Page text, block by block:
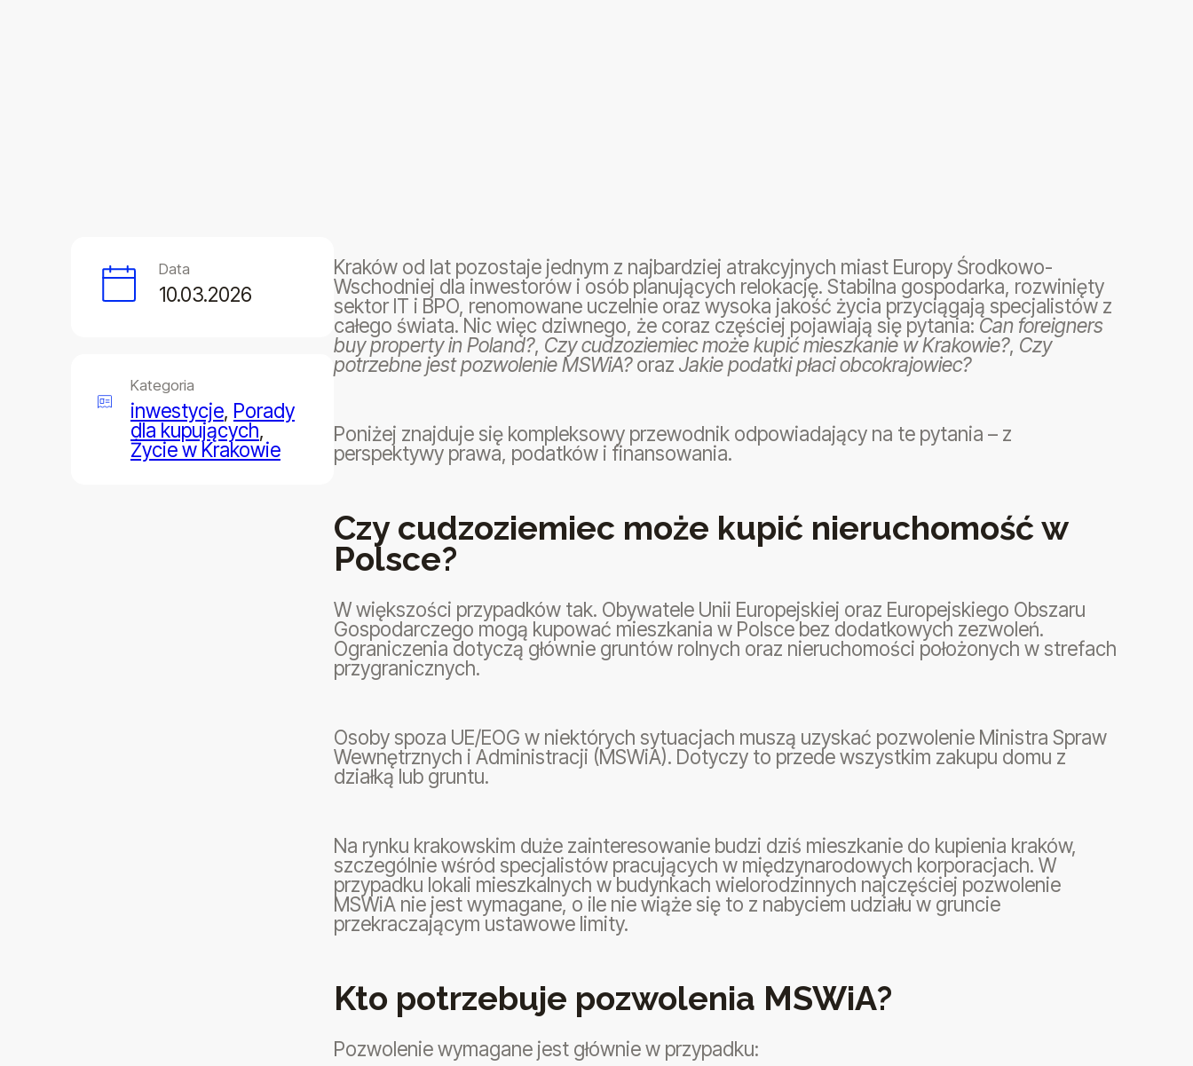
Data
10.03.2026
Kategoria
inwestycje, Porady
dla kupujących,
Życie w Krakowie
Kraków od lat pozostaje jednym z najbardziej atrakcyjnych miast Europy Środkowo-
Wschodniej dla inwestorów i osób planujących relokację. Stabilna gospodarka, rozwinięty
sektor IT i BPO, renomowane uczelnie oraz wysoka jakość życia przyciągają specjalistów z
całego świata. Nic więc dziwnego, że coraz częściej pojawiają się pytania: Can foreigners
buy property in Poland?, Czy cudzoziemiec może kupić mieszkanie w Krakowie?, Czy
potrzebne jest pozwolenie MSWiA?oraz Jakie podatki płaci obcokrajowiec?
Poniżej znajduje się kompleksowy przewodnik odpowiadający na te pytania – z
perspektywy prawa, podatków i finansowania.
Czy cudzoziemiec może kupić nieruchomość w
Polsce?
W większości przypadków tak. Obywatele Unii Europejskiej oraz Europejskiego Obszaru
Gospodarczego mogą kupować mieszkania w Polsce bez dodatkowych zezwoleń.
Ograniczenia dotyczą głównie gruntów rolnych oraz nieruchomości położonych w strefach
przygranicznych.
Osoby spoza UE/EOG w niektórych sytuacjach muszą uzyskać pozwolenie Ministra Spraw
Wewnętrznych i Administracji (MSWiA). Dotyczy to przede wszystkim zakupu domu z
działką lub gruntu.
Na rynku krakowskim duże zainteresowanie budzi dziś mieszkanie do kupienia kraków,
szczególnie wśród specjalistów pracujących w międzynarodowych korporacjach. W
przypadku lokali mieszkalnych w budynkach wielorodzinnych najczęściej pozwolenie
MSWiA nie jest wymagane, o ile nie wiąże się to z nabyciem udziału w gruncie
przekraczającym ustawowe limity.
Kto potrzebuje pozwolenia MSWiA?
Pozwolenie wymagane jest głównie w przypadku: